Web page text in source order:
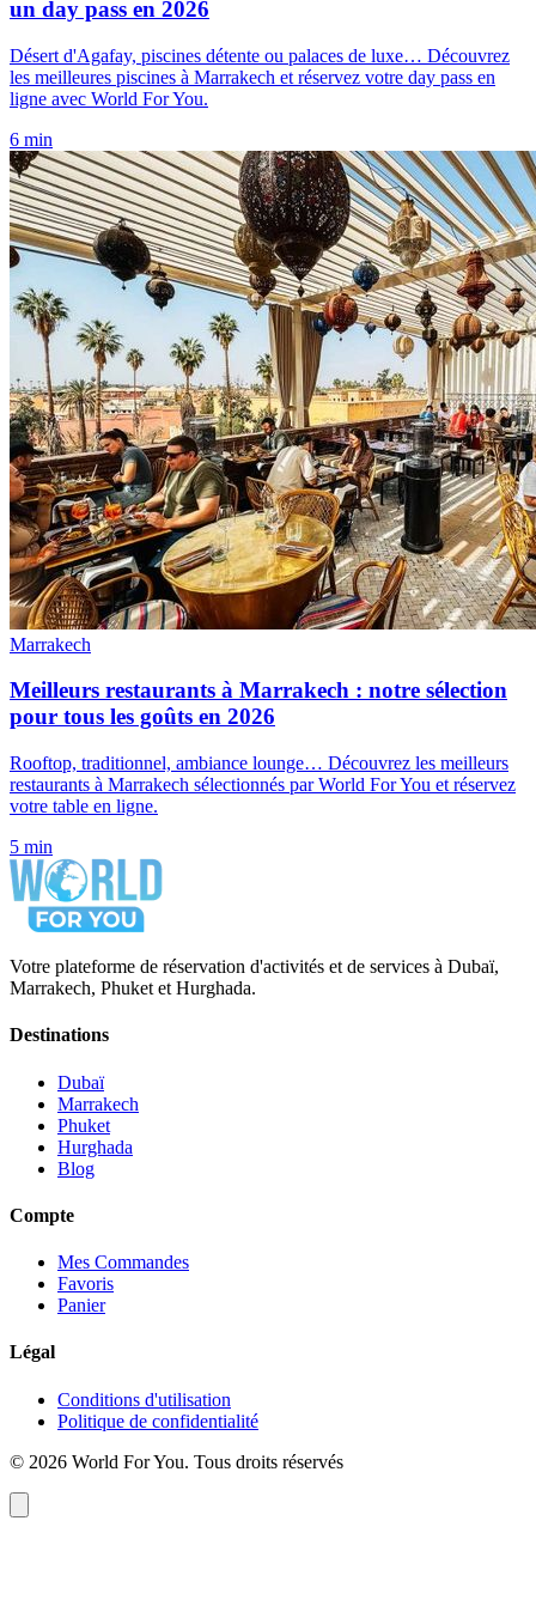
un day pass en 2026
Désert d'Agafay, piscines détente ou palaces de luxe… Découvrez
les meilleures piscines à Marrakech et réservez votre day pass en
ligne avec World For You.
6 min
Marrakech
Meilleurs restaurants à Marrakech : notre sélection
pour tous les goûts en 2026
Rooftop, traditionnel, ambiance lounge… Découvrez les meilleurs
restaurants à Marrakech sélectionnés par World For You et réservez
votre table en ligne.
5 min
Votre plateforme de réservation d'activités et de services à Dubaï,
Marrakech, Phuket et Hurghada.
Destinations
Dubaï
Marrakech
Phuket
Hurghada
Blog
Compte
Mes Commandes
Favoris
Panier
Légal
Conditions d'utilisation
Politique de confidentialité
© 2026 World For You. Tous droits réservés